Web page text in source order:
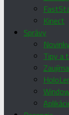
Kinect
Správy
Novinky
Tipy a